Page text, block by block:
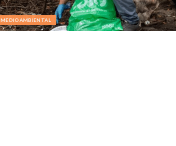
MEDIOAMBIENTAL